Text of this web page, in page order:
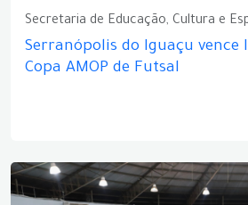
Secretaria de Educação, Cultura e
Serranópolis do Iguaçu vence
Copa AMOP de Futsal